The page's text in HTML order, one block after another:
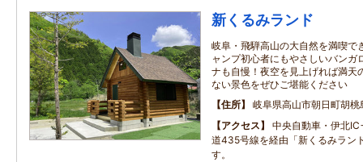
新くるみランド
岐阜・飛騨高山の大自然を満喫で
ャンプ初心者にもやさしいバンガ
ナも自慢！夜空を見上げれば満天
ない景色をぜひご堪能ください
住所
岐阜県高山市朝日町胡
アクセス
中央自動車・伊北
道435号線を経由「新くるみラン
す。